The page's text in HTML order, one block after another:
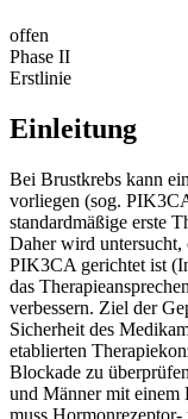
offen
Phase II
Erstlinie
Einleitung
Bei Brustkrebs kann
vorliegen (sog.
standardmäßige erste
Daher wird untersucht,
PIK3CA gerichtet ist
das
verbessern. Ziel der
Sicherheit des
etablierten
Blockade zu
und Männer mit einem
muss